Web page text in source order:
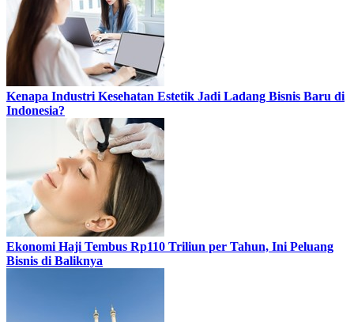
Kenapa Industri Kesehatan Estetik Jadi Ladang Bisnis Baru di
Indonesia?
Ekonomi Haji Tembus Rp110 Triliun per Tahun, Ini Peluang
Bisnis di Baliknya